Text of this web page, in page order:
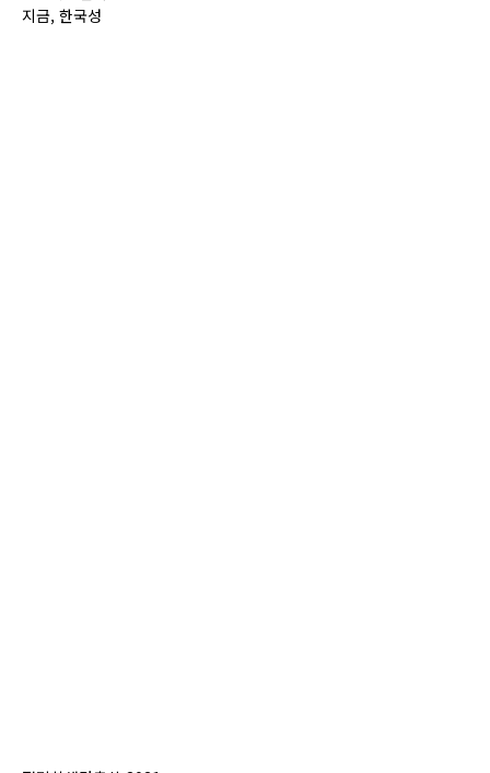
지금, 한국성